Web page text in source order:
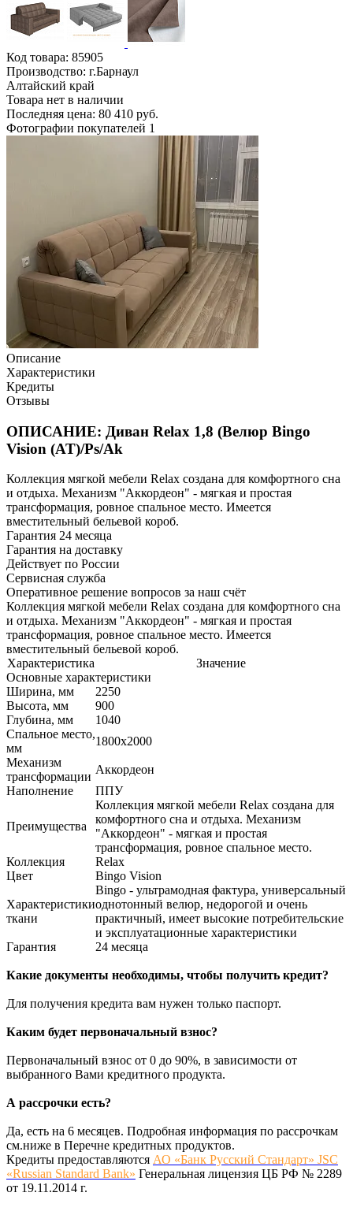
Код товара: 85905
Производство: г.Барнаул
Алтайский край
Товара нет в наличии
Последняя цена: 80 410 руб.
Фотографии покупателей 1
Описание
Характеристики
Кредиты
Отзывы
ОПИСАНИЕ: Диван Relax 1,8 (Велюр Bingo
Vision (AT)/Ps/Ak
Коллекция мягкой мебели Relax создана для комфортного сна
и отдыха. Механизм "Аккордеон" - мягкая и простая
трансформация, ровное спальное место. Имеется
вместительный бельевой короб.
Гарантия 24 месяца
Гарантия на доставку
Действует по России
Сервисная служба
Оперативное решение вопросов за наш счёт
Коллекция мягкой мебели Relax создана для комфортного сна
и отдыха. Механизм "Аккордеон" - мягкая и простая
трансформация, ровное спальное место. Имеется
вместительный бельевой короб.
Характеристика
Значение
Основные характеристики
Ширина, мм
2250
Высота, мм
900
Глубина, мм
1040
Спальное место,
мм
1800х2000
Механизм
трансформации
Аккордеон
Наполнение
ППУ
Преимущества
Коллекция мягкой мебели Relax создана для
комфортного сна и отдыха. Механизм
"Аккордеон" - мягкая и простая
трансформация, ровное спальное место.
Коллекция
Relax
Цвет
Bingo Vision
Характеристики
ткани
Bingo - ультрамодная фактура, универсальный
однотонный велюр, недорогой и очень
практичный, имеет высокие потребительские
и эксплуатационные характеристики
Гарантия
24 месяца
Какие документы необходимы, чтобы получить кредит?
Для получения кредита вам нужен только паспорт.
Каким будет первоначальный взнос?
Первоначальный взнос от 0 до 90%, в зависимости от
выбранного Вами кредитного продукта.
А рассрочки есть?
Да, есть на 6 месяцев. Подробная информация по рассрочкам
см.ниже в Перечне кредитных продуктов.
Кредиты предоставляются АО «Банк Русский Стандарт» JSC
«Russian Standard Bank» Генеральная лицензия ЦБ РФ № 2289
от 19.11.2014 г.